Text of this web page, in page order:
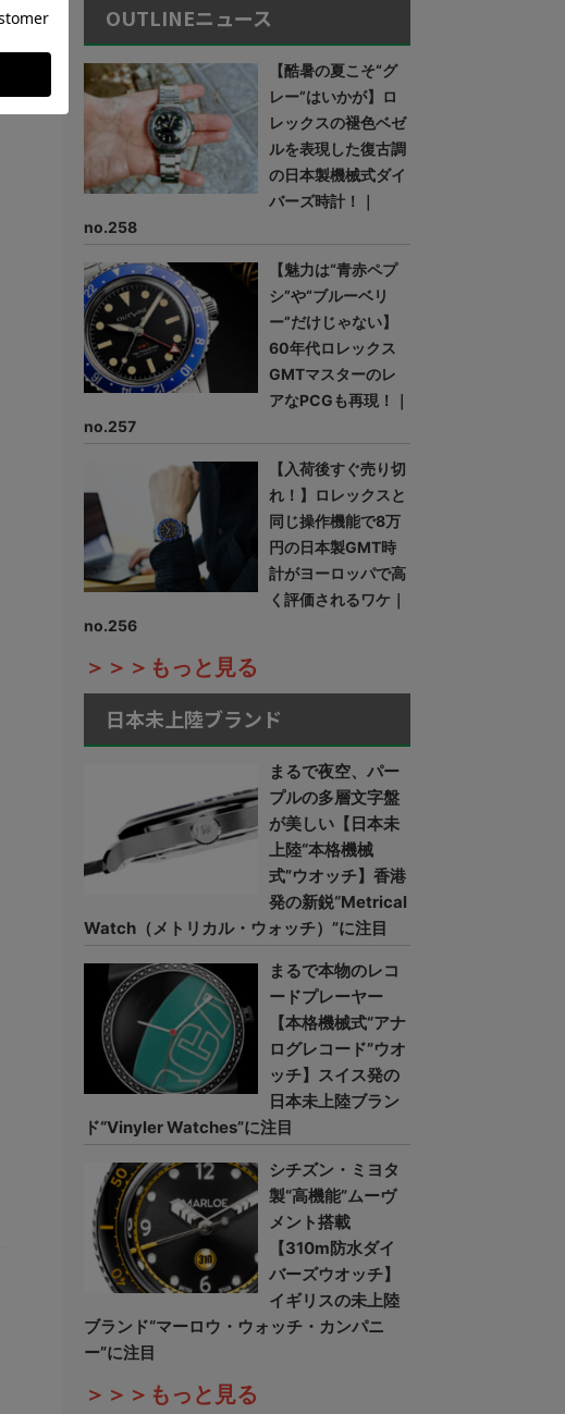
OUTLINEニュース
【酷暑の夏こそ“グ
レー”はいかが】ロ
レックスの褪色ベゼ
ルを表現した復古調
の日本製機械式ダイ
バーズ時計！｜
no.258
【魅力は“青赤ペプ
シ”や“ブルーベリ
ー”だけじゃない】
60年代ロレックス
GMTマスターのレ
アなPCGも再現！｜
no.257
【入荷後すぐ売り切
れ！】ロレックスと
同じ操作機能で8万
円の日本製GMT時
計がヨーロッパで高
く評価されるワケ｜
no.256
＞＞＞もっと見る
日本未上陸ブランド
まるで夜空、パー
プルの多層文字盤
が美しい【日本未
上陸“本格機械
式”ウオッチ】香港
発の新鋭“Metrical
Watch（メトリカル・ウォッチ）”に注目
まるで本物のレコ
ードプレーヤー
【本格機械式“アナ
ログレコード”ウオ
ッチ】スイス発の
日本未上陸ブラン
ド“Vinyler Watches”に注目
シチズン・ミヨタ
製“高機能”ムーヴ
メント搭載
【310m防水ダイ
バーズウオッチ】
イギリスの未上陸
ブランド“マーロウ・ウォッチ・カンパニ
ー”に注目
＞＞＞もっと見る